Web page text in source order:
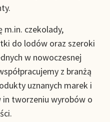
m.in. czekolady,
do lodów oraz szeroki
w nowoczesnej
z branżą
uznanych marek i
tworzeniu wyrobów o